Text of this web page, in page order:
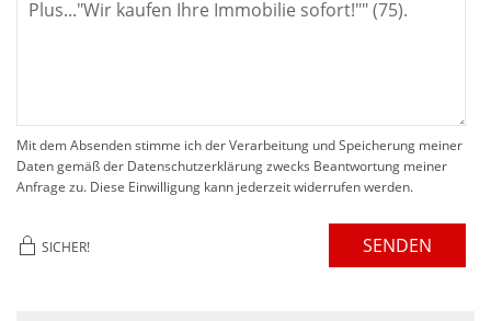
Mit dem Absenden stimme ich der Verarbeitung und Speicherung meiner
Daten gemäß der Datenschutzerklärung zwecks Beantwortung meiner
Anfrage zu. Diese Einwilligung kann jederzeit widerrufen werden.
SICHER! SENDEN